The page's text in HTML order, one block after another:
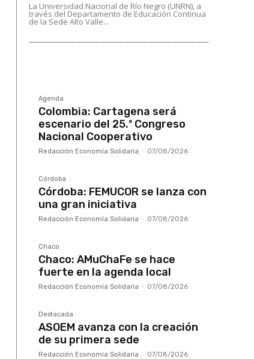
La Universidad Nacional de Río Negro (UNRN), a
través del Departamento de Educación Continua
de la Sede Alto Valle...
Agenda
Colombia: Cartagena será
escenario del 25.º Congreso
Nacional Cooperativo
Redacción Economía Solidaria - 07/08/2026
Córdoba
Córdoba: FEMUCOR se lanza con
una gran iniciativa
Redacción Economía Solidaria - 07/08/2026
Chaco
Chaco: AMuChaFe se hace
fuerte en la agenda local
Redacción Economía Solidaria - 07/08/2026
Destacada
ASOEM avanza con la creación
de su primera sede
Redacción Economía Solidaria - 07/08/2026